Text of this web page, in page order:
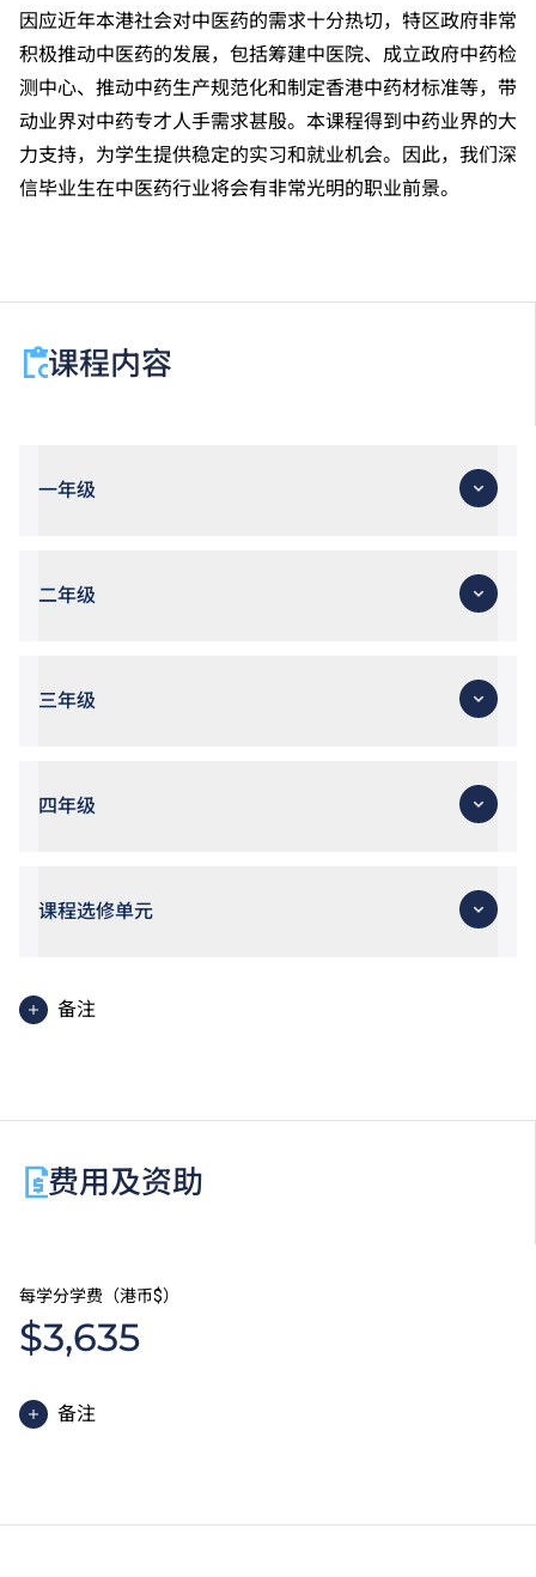
因应近年本港社会对中医药的需求十分热切，特区政府非常
积极推动中医药的发展，包括筹建中医院、成立政府中药检
测中心、推动中药生产规范化和制定香港中药材标准等，带
动业界对中药专才人手需求甚殷。本课程得到中药业界的大
力支持，为学生提供稳定的实习和就业机会。因此，我们深
信毕业生在中医药行业将会有非常光明的职业前景。
课程内容
一年级
二年级
三年级
四年级
课程选修单元
备注
位。
费用及资助
每学分学费（港币$）
$3,635
备注
分，方可毕业。